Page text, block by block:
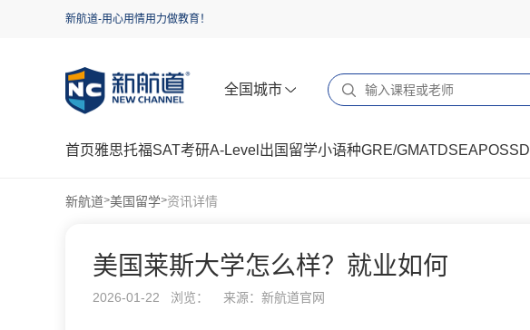
新航道-用心用情用力做教育！
全国城市
首页雅思托福SAT考研A-Level 出国留学小语种GRE/GMATDSEAPOSSD
新航道>美国留学>资讯详情
美国莱斯大学怎么样？就业如何
2026-01-22 浏览： 来源：新航道官网